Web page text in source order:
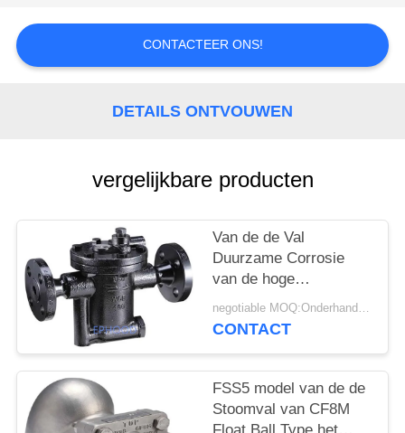
EEN
OFFERTE
SITEMAP
PRIVACYBELEID
CONTACTEER ONS!
DETAILS ONTVOUWEN
vergelijkbare producten
Van de de Val
Duurzame Corrosie
van de hoge
Capaciteits het Van
een flens voorzien
Weerstands
Omgekeerde Emmer
negotiable MOQ:Onderhandeling
CONTACT
FSS5 model van de de
Stoomval van CF8M